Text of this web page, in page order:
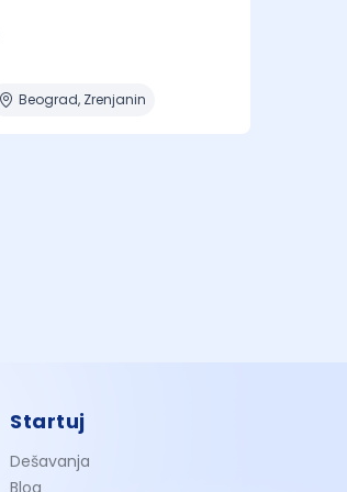
Beograd, Zrenjanin
Startuj
Dešavanja
Blog